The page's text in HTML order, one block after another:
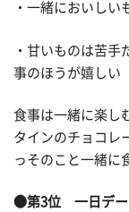
・一緒においしい
・甘いものは苦
事のほうが嬉しい
食事は一緒に楽し
タインのチョコレ
っそのこと一緒に
●第3位 一日デー